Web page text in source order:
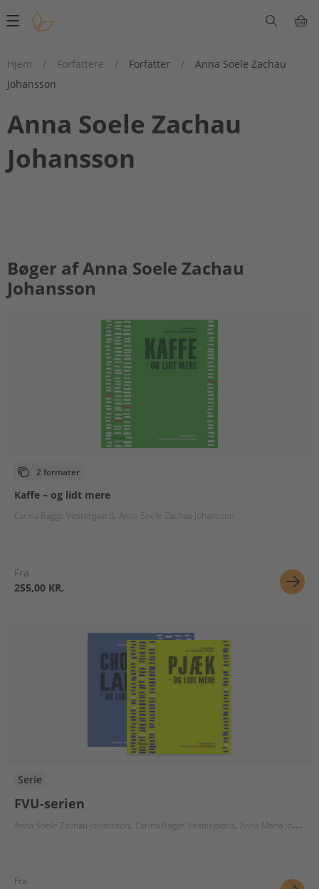
Main
Hjem
/ Forfattere / Forfatter /
Anna Soele Zachau
Johansson
Anna Soele Zachau
Johansson
Bøger af Anna Soele Zachau
Johansson
2 formater
Kaffe – og lidt mere
Carina Bagge Vestergaard Anna Soele Zachau Johansson
Fra
255,00 KR.
Serie
FVU-serien
Anna Soele Zachau Johansson Carina Bagge Vestergaard Anna Maria Johansson
Fra